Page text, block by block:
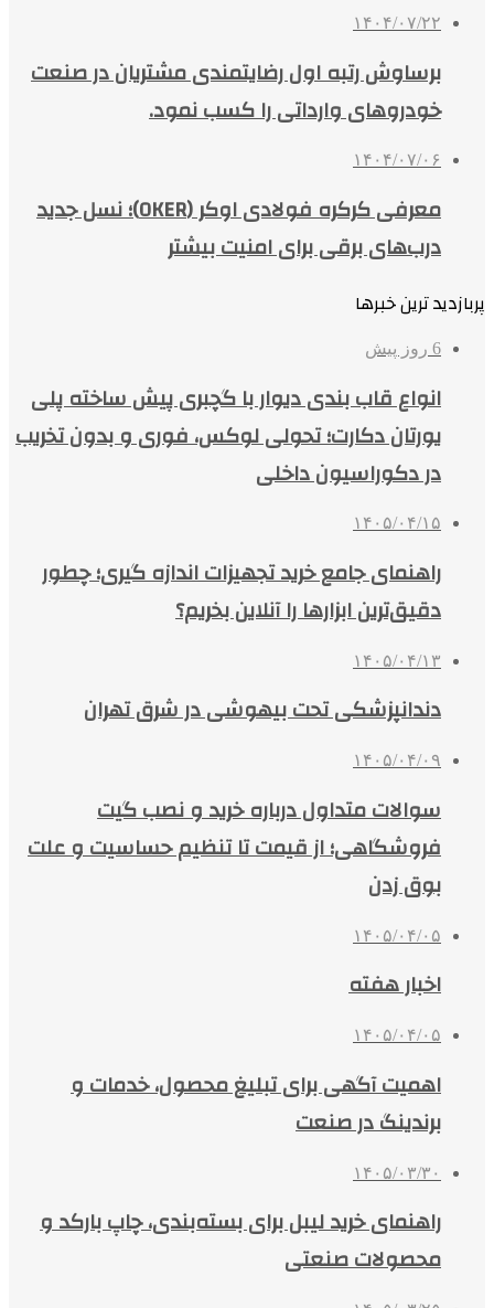
۱۴۰۴/۰۷/۲۲
برساوش رتبه اول رضایتمندی مشتریان در صنعت
خودروهای وارداتی را کسب نمود.
۱۴۰۴/۰۷/۰۶
معرفی کرکره فولادی اوکر (OKER)؛ نسل جدید
درب‌های برقی برای امنیت بیشتر
پربازدید ترین خبرها
6 روز پیش
انواع قاب بندی دیوار با گچبری پیش ساخته پلی
یورتان دکارت؛ تحولی لوکس، فوری و بدون تخریب
در دکوراسیون داخلی
۱۴۰۵/۰۴/۱۵
راهنمای جامع خرید تجهیزات اندازه گیری؛ چطور
دقیق‌ترین ابزارها را آنلاین بخریم؟
۱۴۰۵/۰۴/۱۳
دندانپزشکی تحت بیهوشی در شرق تهران
۱۴۰۵/۰۴/۰۹
سوالات متداول درباره خرید و نصب گیت
فروشگاهی؛ از قیمت تا تنظیم حساسیت و علت
بوق زدن
۱۴۰۵/۰۴/۰۵
اخبار هفته
۱۴۰۵/۰۴/۰۵
اهمیت آگهی برای تبلیغ محصول، خدمات و
برندینگ در صنعت
۱۴۰۵/۰۳/۳۰
راهنمای خرید لیبل برای بسته‌بندی، چاپ بارکد و
محصولات صنعتی